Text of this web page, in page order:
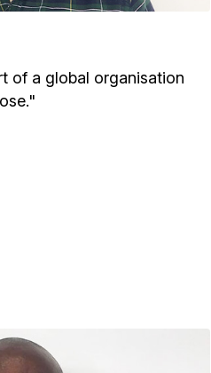
of a global organisation